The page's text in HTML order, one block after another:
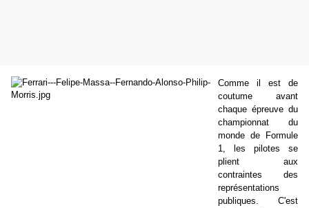
Comme il est de
coutume avant
chaque épreuve du
championnat du
monde de Formule
1, les pilotes se
plient aux
contraintes des
représentations
publiques. C'est